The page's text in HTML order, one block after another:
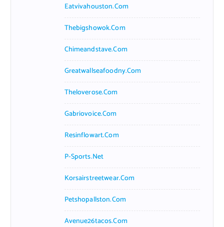
Eatvivahouston.com
Thebigshowok.com
Chimeandstave.com
Greatwallseafoodny.com
Theloverose.com
Gabriovoice.com
Resinflowart.com
P-Sports.net
Korsairstreetwear.com
Petshopallston.com
Avenue26tacos.com